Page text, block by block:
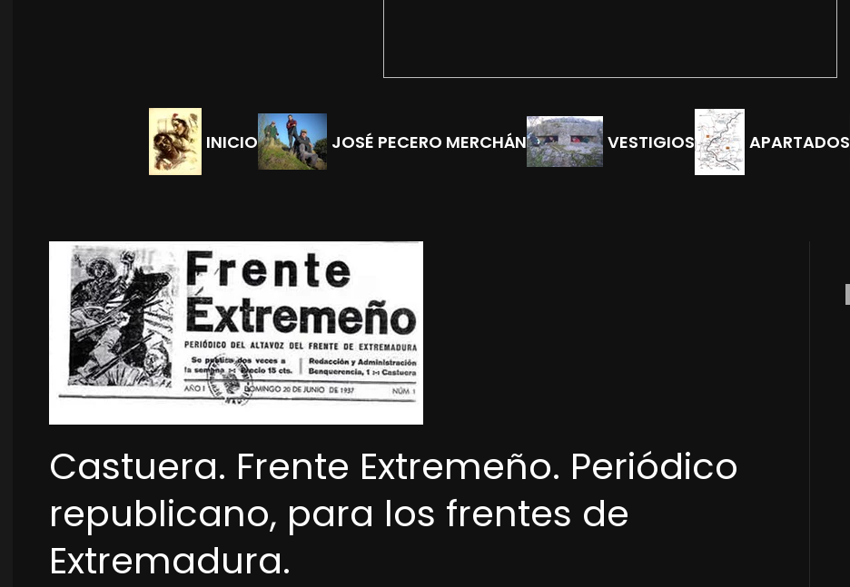
INICIO JOSÉ PECERO MERCHÁN VESTIGIOS APARTADOS
Castuera. Frente Extremeño. Periódico
republicano, para los frentes de
Extremadura.